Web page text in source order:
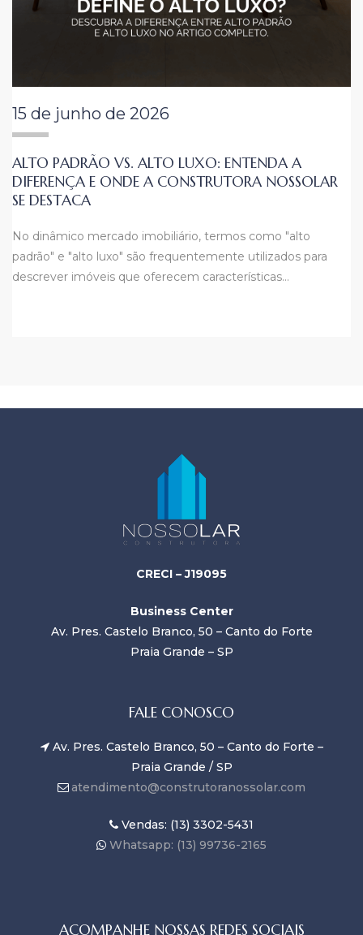
15 de junho de 2026
ALTO PADRÃO VS. ALTO LUXO: ENTENDA A
DIFERENÇA E ONDE A CONSTRUTORA NOSSOLAR
SE DESTACA
No dinâmico mercado imobiliário, termos como "alto
padrão" e "alto luxo" são frequentemente utilizados para
descrever imóveis que oferecem características…
CRECI – J19095
Business Center
Av. Pres. Castelo Branco, 50 – Canto do Forte
Praia Grande – SP
FALE CONOSCO
Av. Pres. Castelo Branco, 50 – Canto do Forte –
Praia Grande / SP
atendimento@construtoranossolar.com
Vendas: (13) 3302-5431
Whatsapp: (13) 99736-2165
ACOMPANHE NOSSAS REDES SOCIAIS